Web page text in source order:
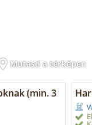
Mutasd a térképen
(min. 3